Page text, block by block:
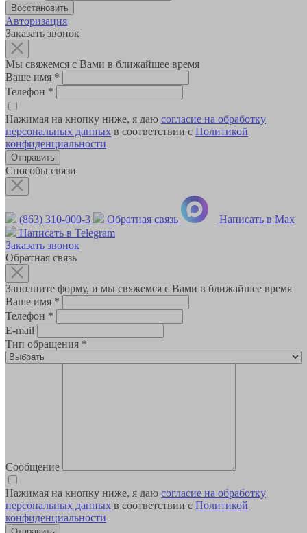
Авторизация
Заказать звонок
Мы свяжемся с Вами в ближайшее время
Ваше имя *
Телефон *
Нажимая на кнопку ниже, я даю согласие на обработку
персональных данных в соответствии с Политикой
конфиденциальности
Способы связи
(863) 310-000-3 Обратная связь
Написать в Max
Написать в Telegram
Заказать звонок
Обратная связь
Заполните форму, и мы свяжемся с Вами в ближайшее время
Ваше имя *
Телефон *
E-mail
Тип обращения *
Сообщение
Нажимая на кнопку ниже, я даю согласие на обработку
персональных данных в соответствии с Политикой
конфиденциальности